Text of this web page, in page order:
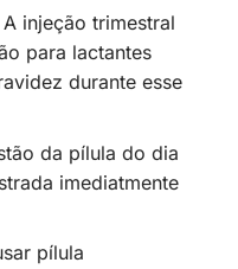
injeção trimestral
para lactantes
durante esse
da pílula do dia
imediatmente
pílula